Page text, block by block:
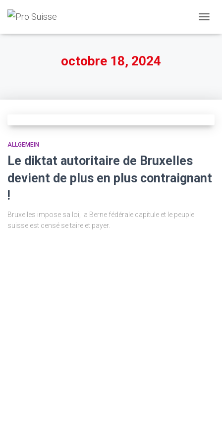
LA
octobre 18, 2024
ALLGEMEIN
Le diktat autoritaire de Bruxelles
devient de plus en plus contraignant
!
Bruxelles impose sa loi, la Berne fédérale capitule et le peuple
suisse est censé se taire et payer.